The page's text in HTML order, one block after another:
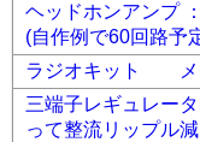
ヘッドホンアンプ
(自作例で60回路予
ラジオキット メ
三端子レギュレー
って整流リップル